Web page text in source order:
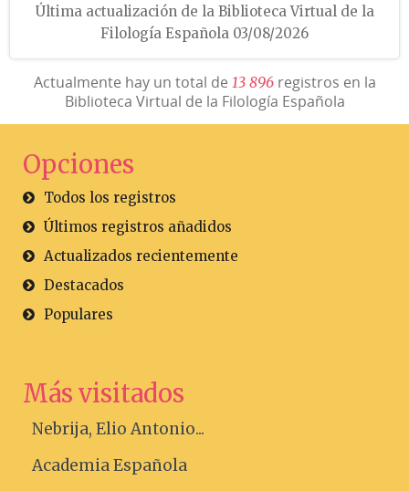
Última actualización de la Biblioteca Virtual de la
Filología Española 03/08/2026
Actualmente hay un total de 13 896registros en la
Biblioteca Virtual de la Filología Española
Opciones
Todos los registros
Últimos registros añadidos
Actualizados recientemente
Destacados
Populares
Más visitados
Nebrija, Elio Antonio...
Academia Española